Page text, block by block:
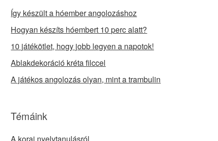
Így készült a hóember angolozáshoz
Hogyan készíts hóembert 10 perc alatt?
10 játékötlet, hogy jobb legyen a napotok!
Ablakdekoráció kréta filccel
A játékos angolozás olyan, mint a trambulin
Témáink